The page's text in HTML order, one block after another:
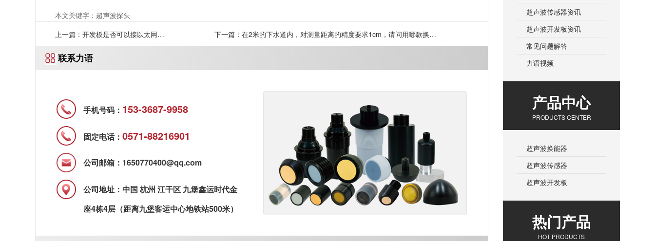
本文关键字：超声波探头
上一篇：开发板是否可以接以太网
口？
下一篇：在2米的下水道内，对测量距离的精度要求1cm，请问用哪款换能
联系力语
手机号码： 153-3687-9958
固定电话：0571-88216901
公司邮箱：1650770400@qq.com
公司地址：中国 杭州 江干区 九堡鑫运时代金
座4栋4层（距离九堡客运中心地铁站500米）
超声波传感器资讯
超声波开发板资讯
常见问题解答
力语视频
产品中心
PRODUCTS CENTER
超声波换能器
超声波传感器
超声波开发板
热门产品
HOT PRODUCTS